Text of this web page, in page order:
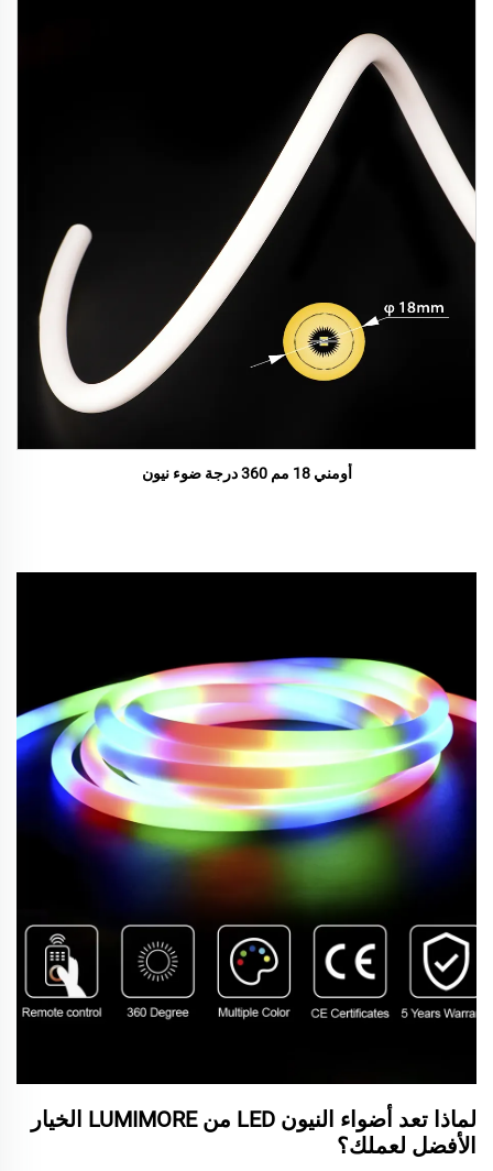
أومني 18 مم 360 درجة ضوء نيون
لماذا تعد أضواء النيون LED من LUMIMORE الخيار
الأفضل لعملك؟